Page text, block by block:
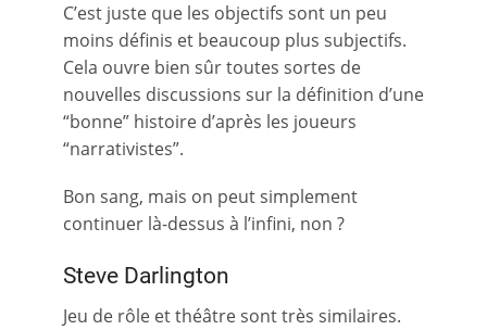
C’est juste que les objectifs sont un peu
moins définis et beaucoup plus subjectifs.
Cela ouvre bien sûr toutes sortes de
nouvelles discussions sur la définition d’une
“bonne” histoire d’après les joueurs
“narrativistes”.
Bon sang, mais on peut simplement
continuer là-dessus à l’infini, non ?
Steve Darlington
Jeu de rôle et théâtre sont très similaires.